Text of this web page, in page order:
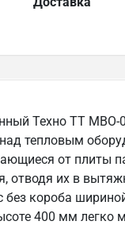
Техно ТТ МВО-
над тепловым
от плиты
отводя их в
без короба
400 мм легко